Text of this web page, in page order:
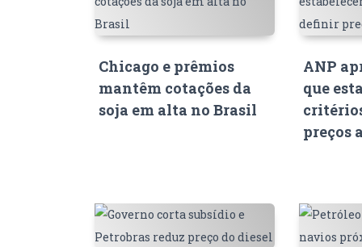
Chicago e prêmios
mantêm cotações da
soja em alta no Brasil
ANP
que
preços